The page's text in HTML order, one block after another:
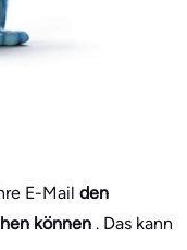
E-Mail den
können . Das kann